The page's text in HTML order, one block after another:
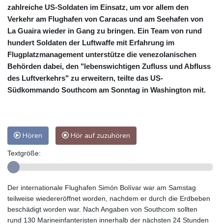
zahlreiche US-Soldaten im Einsatz, um vor allem den
Verkehr am Flughafen von Caracas und am Seehafen von
La Guaira wieder in Gang zu bringen. Ein Team von rund
hundert Soldaten der Luftwaffe mit Erfahrung im
Flugplatzmanagement unterstütze die venezolanischen
Behörden dabei, den "lebenswichtigen Zufluss und Abfluss
des Luftverkehrs" zu erweitern, teilte das US-
Südkommando Southcom am Sonntag in Washington mit.
Hören Hör auf zuzuhören
Textgröße:
Der internationale Flughafen Simón Bolívar war am Samstag
teilweise wiedereröffnet worden, nachdem er durch die Erdbeben
beschädigt worden war. Nach Angaben von Southcom sollten
rund 130 Marineinfanteristen innerhalb der nächsten 24 Stunden